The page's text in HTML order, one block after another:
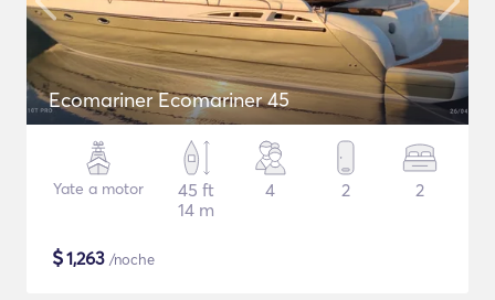
Ecomariner Ecomariner 45
Yate a motor
45 ft
14 m
4 2 2
$1,263 /noche